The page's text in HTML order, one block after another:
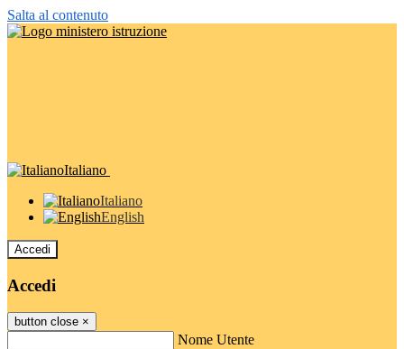
Salta al contenuto
Italiano
Italiano
English
Accedi
Accedi
button close ×
Nome Utente